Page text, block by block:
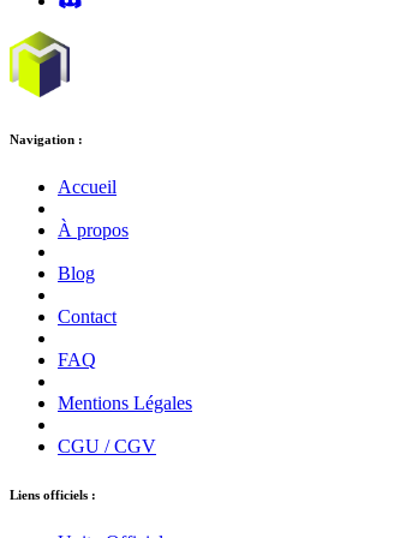
Navigation :
Accueil
À propos
Blog
Contact
FAQ
Mentions Légales
CGU / CGV
Liens officiels :